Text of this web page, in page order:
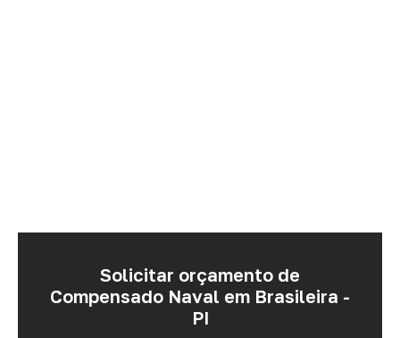
Solicitar orçamento de
Compensado Naval em Brasileira -
PI